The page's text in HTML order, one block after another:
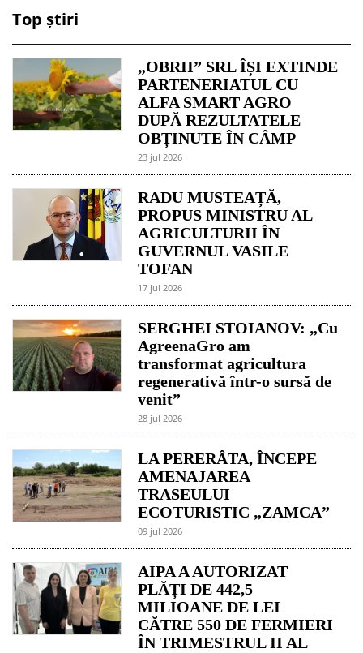
Top știri
„OBRII” SRL ÎȘI EXTINDE
PARTENERIATUL CU
ALFA SMART AGRO
DUPĂ REZULTATELE
OBȚINUTE ÎN CÂMP
23 jul 2026
RADU MUSTEAȚĂ,
PROPUS MINISTRU AL
AGRICULTURII ÎN
GUVERNUL VASILE
TOFAN
17 jul 2026
SERGHEI STOIANOV: „Cu
AgreenaGro am
transformat agricultura
regenerativă într-o sursă de
venit”
28 jul 2026
LA PERERÂTA, ÎNCEPE
AMENAJAREA
TRASEULUI
ECOTURISTIC „ZAMCA”
09 jul 2026
AIPA A AUTORIZAT
PLĂȚI DE 442,5
MILIOANE DE LEI
CĂTRE 550 DE FERMIERI
ÎN TRIMESTRUL II AL